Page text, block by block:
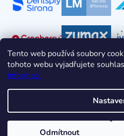
Tento web používá soubory
tohoto webu vyjadřujete
informací.
Odmítnout
Vytvořil